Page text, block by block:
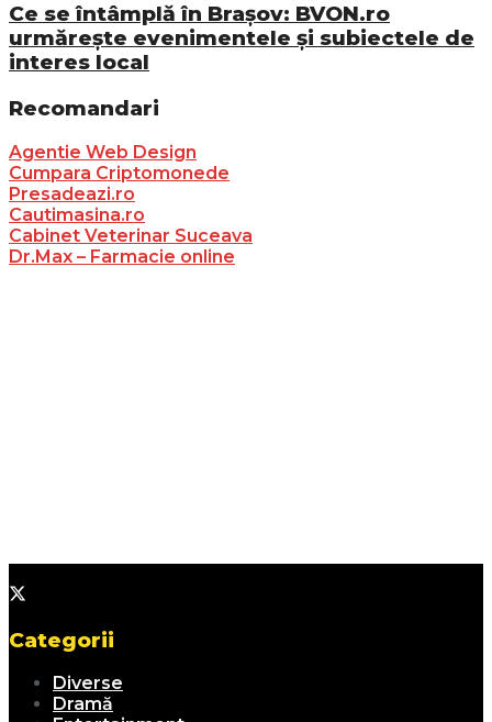
Ce se întâmplă în Brașov: BVON.ro
urmărește evenimentele și subiectele de
interes local
Recomandari
Agentie Web Design
Cumpara Criptomonede
Presadeazi.ro
Cautimasina.ro
Cabinet Veterinar Suceava
Dr.Max – Farmacie online
Categorii
Diverse
Dramă